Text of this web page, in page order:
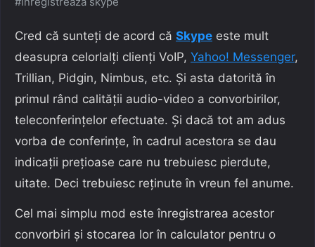
Cred că sunteți de acord că Skype este mult
deasupra celorlalți clienți VoIP, Yahoo! Messenger,
Trillian, Pidgin, Nimbus, etc. Și asta datorită în
primul rând calității audio-video a convorbirilor,
teleconferințelor efectuate. Și dacă tot am adus
vorba de conferințe, în cadrul acestora se dau
indicații prețioase care nu trebuiesc pierdute,
uitate. Deci trebuiesc reținute în vreun fel anume.
Cel mai simplu mod este înregistrarea acestor
convorbiri și stocarea lor în calculator pentru o